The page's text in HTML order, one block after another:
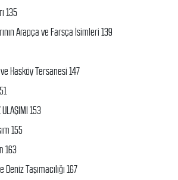
135
Arapça ve Farsça İsimleri 139
Hasköy Tersanesi 147
ULAŞIMI 153
155
163
Taşımacılığı 167